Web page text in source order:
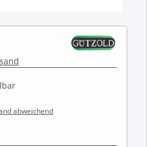
abweichend